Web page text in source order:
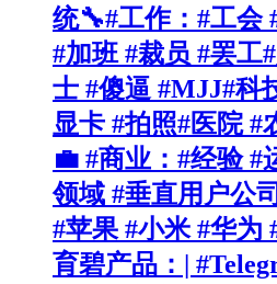
统🔧#工作：#工会
#加班 #裁员 #罢工
士 #傻逼 #MJJ#科
显卡 #拍照#医院 #
💼 #商业：#经验 #
领域 #垂直用户公
#苹果 #小米 #华为
育碧产品：|